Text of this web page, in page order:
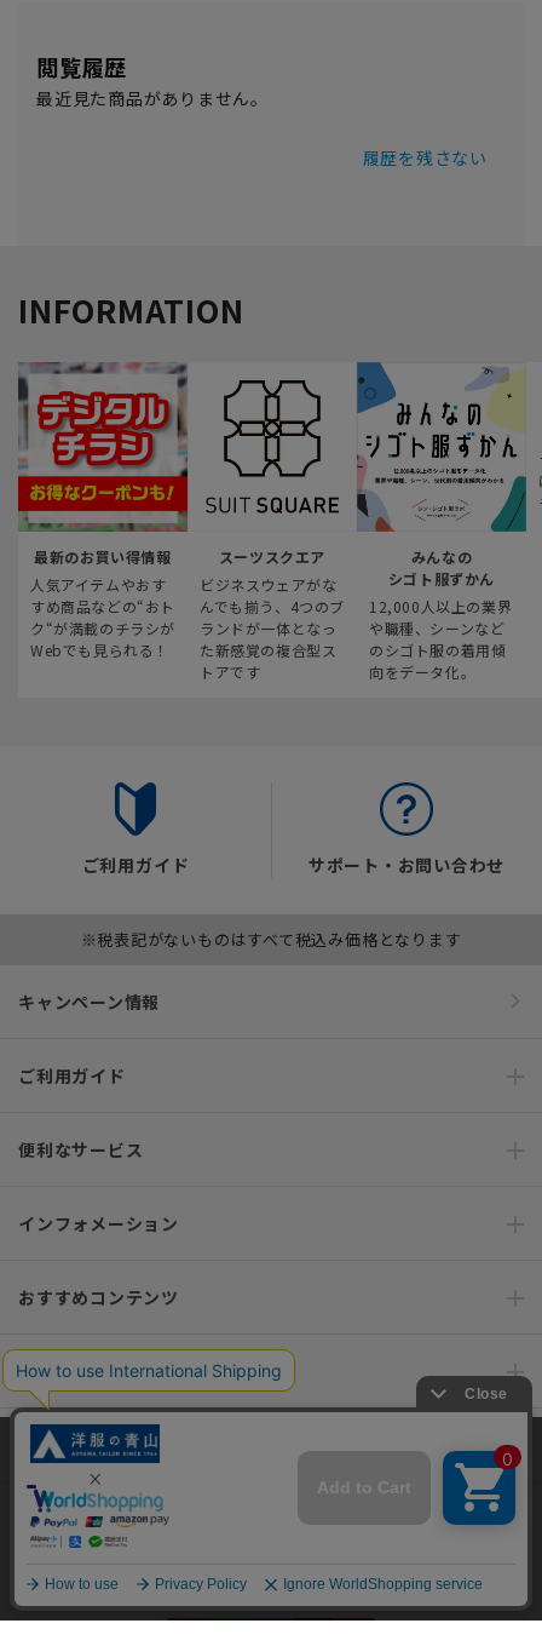
閲覧履歴
最近見た商品がありません。
履歴を残さない
INFORMATION
最新のお買い得情報
人気アイテムやおす
すめ商品などの“おト
ク“が満載のチラシが
Webでも見られる！
スーツスクエア
ビジネスウェアがな
んでも揃う、4つのブ
ランドが一体となっ
た新感覚の複合型ス
トアです
みんなの
シゴト服ずかん
12,000人以上の業界
や職種、シーンなど
のシゴト服の着用傾
向をデータ化。
ご利用ガイド サポート・お問い合わせ
※税表記がないものはすべて税込み価格となります
キャンペーン情報
ご利用ガイド
便利なサービス
インフォメーション
おすすめコンテンツ
ポリシー・企業情報
オーダースーツなら SHITATE
OFFICIAL SNS
当サイトでは、快適な閲覧体験とコンテンツ改善のためにCookieを使用
しています。閲覧を続けることで、Cookieの使用に同意したものとみな
します。詳細については
同意して閉じる